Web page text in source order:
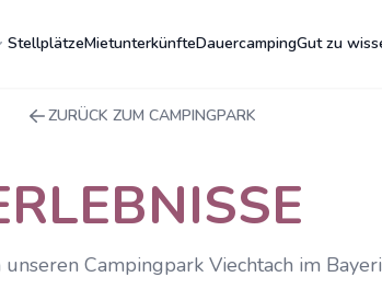
StellplätzeMietunterkünfteDauercampingGut zu
ZURÜCK ZUM CAMPINGPARK
Campingpark Viechtach im